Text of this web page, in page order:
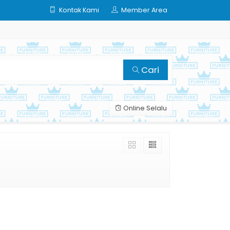
Kontak Kami Member Area
Cari
Online Selalu